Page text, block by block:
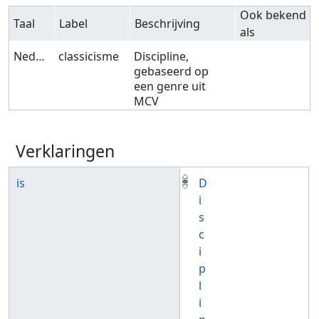
Taal Label Beschrijving
Ook bekend
als
Nederlands
classicisme
Discipline,
gebaseerd op
een genre uit
MCV
Verklaringen
is
D
i
s
c
i
p
l
i